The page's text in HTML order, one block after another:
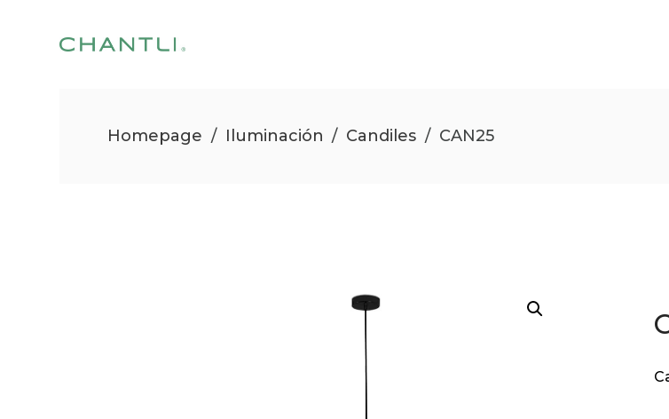
Homepage / Iluminación / Candiles / CAN25